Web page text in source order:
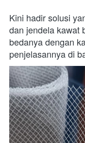
Kini hadir solusi
dan jendela kawat
bedanya dengan
penjelasannya di